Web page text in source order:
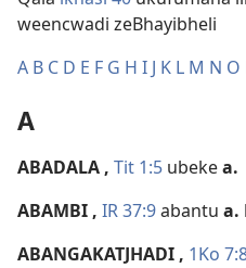
weencwadi zeBhayibheli
A B C D E F G H I J K L M N O
A
ABADALA , Tit 1:5 ubekea.
ABAMBI , IR 37:9abantu a.
ABANGAKATJHADI , 1Ko